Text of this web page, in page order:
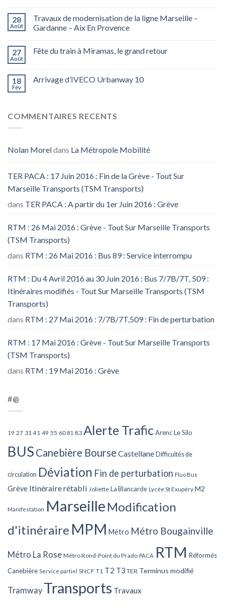
28
Août
Travaux de modernisation de la ligne Marseille –
Gardanne – Aix En Provence
27
Août
Fête du train à Miramas, le grand retour
18
Fév
Arrivage d’IVECO Urbanway 10
COMMENTAIRES RECENTS
Nolan Moreldans La Métropole Mobilité
TER PACA : 17 Juin 2016 : Fin de la Grève - Tout Sur
Marseille Transports (TSM Transports)
dans TER PACA : A partir du 1er Juin 2016 : Grève
RTM : 26 Mai 2016 : Grève - Tout Sur Marseille Transports
(TSM Transports)
dans RTM : 26 Mai 2016 : Bus 89 : Service interrompu
RTM : Du 4 Avril 2016 au 30 Juin 2016 : Bus 7/7B/7T, 509 :
Itinéraires modifiés - Tout Sur Marseille Transports (TSM
Transports)
dans RTM : 27 Mai 2016 : 7/7B/7T,509 : Fin de perturbation
RTM : 17 Mai 2016 : Grève - Tout Sur Marseille Transports
(TSM Transports)
dans RTM : 19 Mai 2016 : Grève
#@
19 27 31 41 49 55 60 81 83 Alerte TraficArenc Le Silo
BUS Canebière Bourse Castellane Difficultés de
circulation Déviation Fin de perturbation Fluo Bus
Grève Itinéraire rétabli Joliette La Blancarde Lycée St Exupéry M2
Manifestation Marseille Modification
d'itinéraire MPM Métro Métro Bougainville
Métro La Rose Métro Rond-Point du Prado PACA RTM Réformés
Canebière Service partiel SNCF T1 T2 T3 TER Terminus modifié
Tramway Transports Travaux